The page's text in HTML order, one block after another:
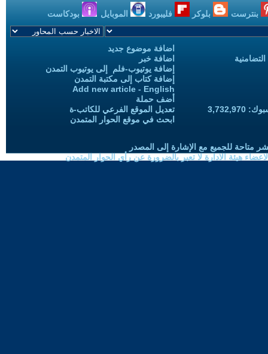
بنترست بلوكر فليبورد الموبايل بودكاست
اضافة موضوع جديد
اضافة خبر
إضافة يوتيوب-فلم إلى يوتيوب التمدن
إضافة كتاب إلى مكتبة التمدن
Add new article - English
أضف حملة
تعديل الموقع الفرعي للكاتب-ة
ابحث في موقع الحوار المتمدن
متاحة للجميع مع الإشارة إلى المصدر
هيئة الادارة لا تعبر بالضرورة عن رأي الحوار المتمدن